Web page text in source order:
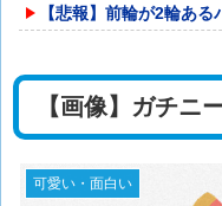
【悲報】前輪が2輪ある
【画像】ガチニ
可愛い・面白い